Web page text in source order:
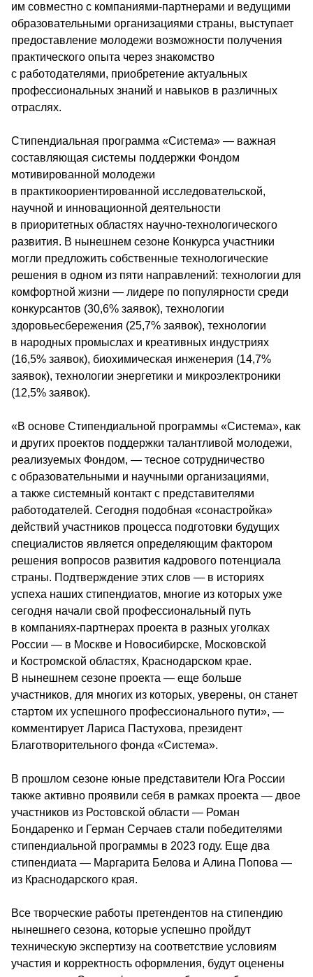
им совместно с компаниями-партнерами и ведущими
образовательными организациями страны, выступает
предоставление молодежи возможности получения
практического опыта через знакомство
с работодателями, приобретение актуальных
профессиональных знаний и навыков в различных
отраслях.
Стипендиальная программа «Система» — важная
составляющая системы поддержки Фондом
мотивированной молодежи
в практикоориентированной исследовательской,
научной и инновационной деятельности
в приоритетных областях научно-технологического
развития. В нынешнем сезоне Конкурса участники
могли предложить собственные технологические
решения в одном из пяти направлений: технологии для
комфортной жизни — лидере по популярности среди
конкурсантов (30,6% заявок), технологии
здоровьесбережения (25,7% заявок), технологии
в народных промыслах и креативных индустриях
(16,5% заявок), биохимическая инженерия (14,7%
заявок), технологии энергетики и микроэлектроники
(12,5% заявок).
«В основе Стипендиальной программы «Система», как
и других проектов поддержки талантливой молодежи,
реализуемых Фондом, — тесное сотрудничество
с образовательными и научными организациями,
а также системный контакт с представителями
работодателей. Сегодня подобная «сонастройка»
действий участников процесса подготовки будущих
специалистов является определяющим фактором
решения вопросов развития кадрового потенциала
страны. Подтверждение этих слов — в историях
успеха наших стипендиатов, многие из которых уже
сегодня начали свой профессиональный путь
в компаниях-партнерах проекта в разных уголках
России — в Москве и Новосибирске, Московской
и Костромской областях, Краснодарском крае.
В нынешнем сезоне проекта — еще больше
участников, для многих из которых, уверены, он станет
стартом их успешного профессионального пути», —
комментирует Лариса Пастухова, президент
Благотворительного фонда «Система».
В прошлом сезоне юные представители Юга России
также активно проявили себя в рамках проекта — двое
участников из Ростовской области — Роман
Бондаренко и Герман Серчаев стали победителями
стипендиальной программы в 2023 году. Еще два
стипендиата — Маргарита Белова и Алина Попова —
из Краснодарского края.
Все творческие работы претендентов на стипендию
нынешнего сезона, которые успешно пройдут
техническую экспертизу на соответствие условиям
участия и корректность оформления, будут оценены